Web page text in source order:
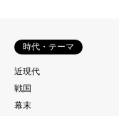
時代・テーマ
近現代
戦国
幕末